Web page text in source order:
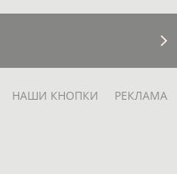
НАШИ КНОПКИ РЕКЛАМА